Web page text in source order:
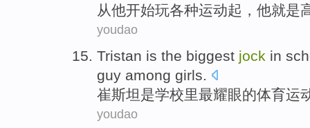
从他开始玩各种运动起，他就是
youdao
Tristan is the biggest jock in
guy among girls.
崔斯坦是学校里最耀眼的体育运
youdao